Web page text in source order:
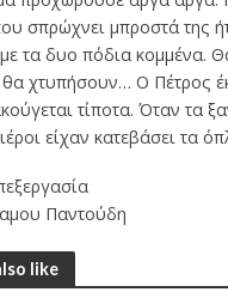
σπρώχνει μπροστά της
τα δυο πόδια κομμένα.
χτυπήσουν… Ο Πέτρος
τίποτα. Όταν τα
είχαν κατεβάσει τα
Παντούδη
like